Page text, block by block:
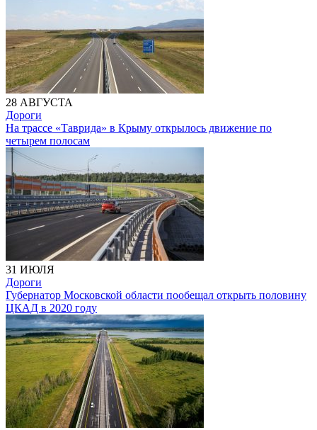
28 АВГУСТА
Дороги
На трассе «Таврида» в Крыму открылось движение по
четырем полосам
31 ИЮЛЯ
Дороги
Губернатор Московской области пообещал открыть половину
ЦКАД в 2020 году